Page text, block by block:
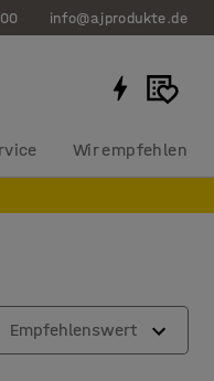
info@ajprodukte.de
Wir empfehlen
Empfehlenswert